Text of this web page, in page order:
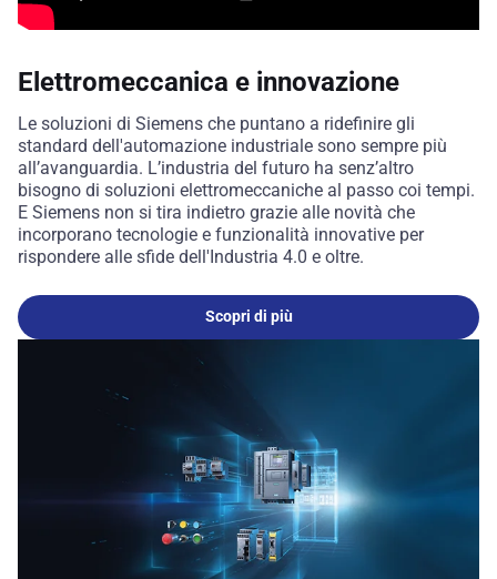
Elettromeccanica e innovazione
Le soluzioni di Siemens che puntano a ridefinire gli
standard dell'automazione industriale sono sempre più
all’avanguardia. L’industria del futuro ha senz’altro
bisogno di soluzioni elettromeccaniche al passo coi tempi.
E Siemens non si tira indietro grazie alle novità che
incorporano tecnologie e funzionalità innovative per
rispondere alle sfide dell'Industria 4.0 e oltre.
Scopri di più